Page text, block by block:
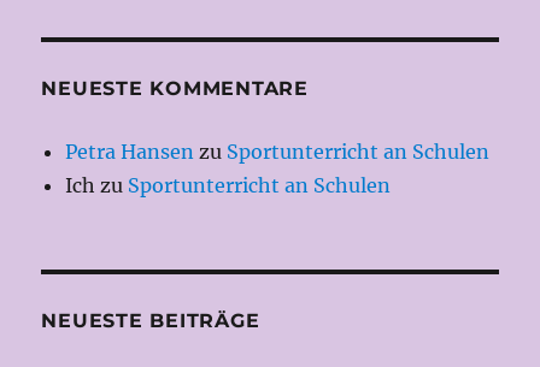
NEUESTE KOMMENTARE
Petra Hansen zu Sportunterricht an Schulen
Ich zu Sportunterricht an Schulen
NEUESTE BEITRÄGE